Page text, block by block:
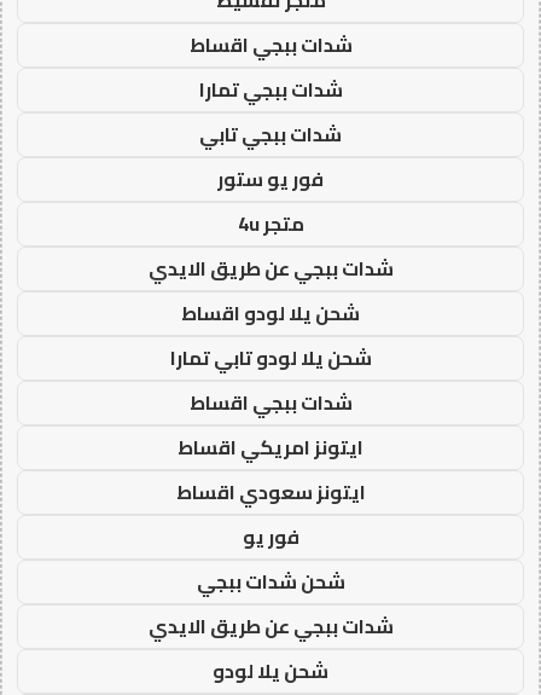
شدات ببجي اقساط
شدات ببجي تمارا
شدات ببجي تابي
فور يو ستور
متجر 4u
شدات ببجي عن طريق الايدي
شحن يلا لودو اقساط
شحن يلا لودو تابي تمارا
شدات ببجي اقساط
ايتونز امريكي اقساط
ايتونز سعودي اقساط
فور يو
شحن شدات ببجي
شدات ببجي عن طريق الايدي
شحن يلا لودو